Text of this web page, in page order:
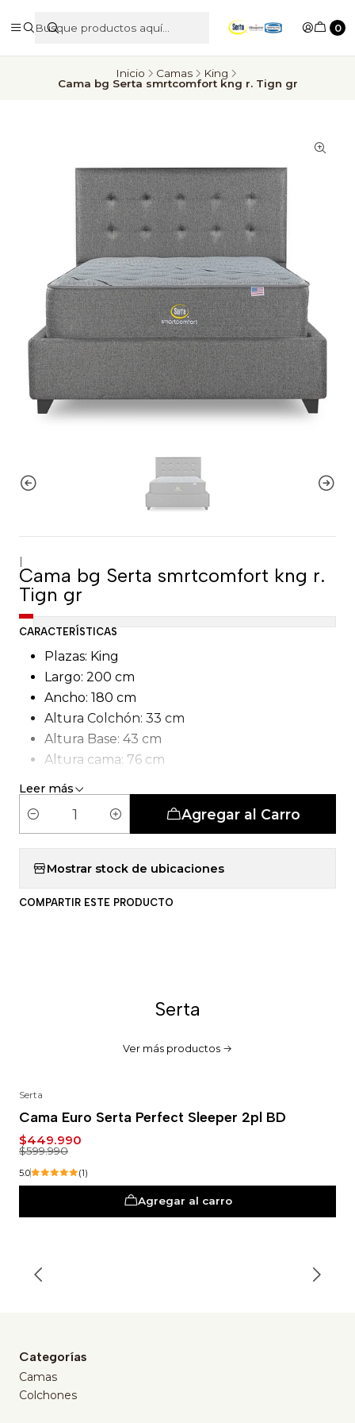
0
Inicio Camas
King
Cama bg Serta smrtcomfort kng r. Tign gr
|
Cama bg Serta smrtcomfort kng r.
Tign gr
CARACTERÍSTICAS
Plazas: King
Largo: 200 cm
Ancho: 180 cm
Altura Colchón: 33 cm
Altura Base: 43 cm
Altura cama: 76 cm
Tipo de Carcasa: Pocket 5 Zonas
Leer más
t
i
Agregar al Carro
Mostrar stock de ubicaciones
COMPARTIR ESTE PRODUCTO
Serta
Ver más productos
Serta
Cama Euro Serta Perfect Sleeper 2pl BD
$449.990
$599.990
5.0 (1)
Agregar al carro
Categorías
Camas
Colchones